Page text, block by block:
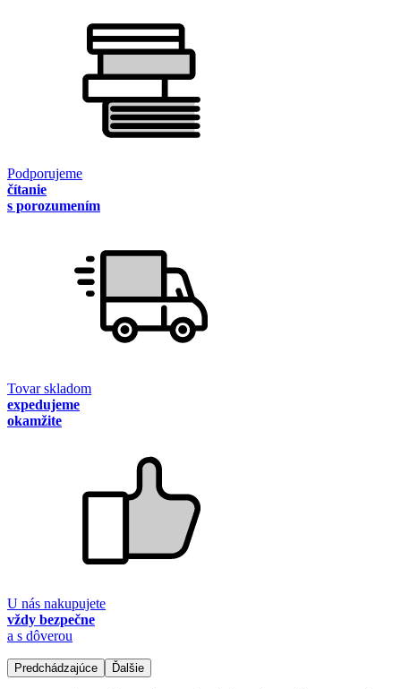
Podporujeme
čítanie
s porozumením
Tovar skladom
expedujeme
okamžite
U nás nakupujete
vždy bezpečne
a s dôverou
Predchádzajúce Ďalšie